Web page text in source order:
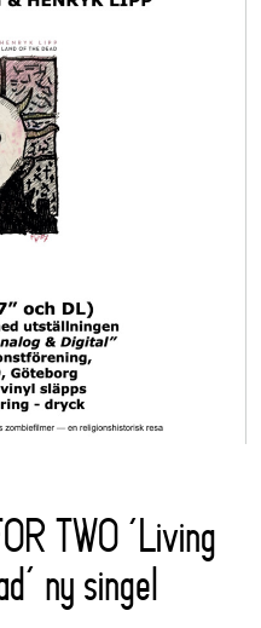
TWO ‘Living
ny singel